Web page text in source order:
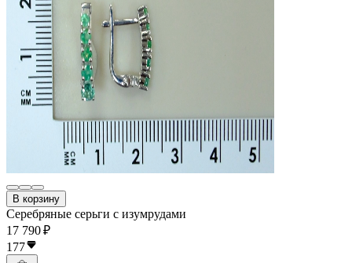
В корзину
Серебряные серьги с изумрудами
17 790 ₽
177